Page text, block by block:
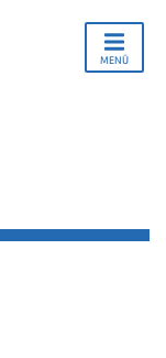
MENÜ